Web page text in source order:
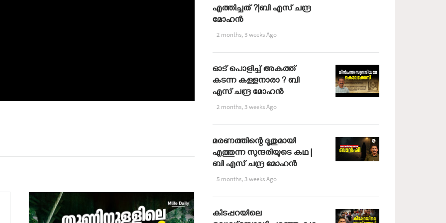
എത്തിച്ചത് ?|ബി എസ് ചന്ദ്ര
മോഹൻ
2 months, 3 weeks Ago
ഓട് പൊളിച്ച് അകത്ത്
കടന്ന കള്ളനാരാ ? ബി
എസ് ചന്ദ്ര മോഹൻ
2 months, 3 weeks Ago
മരണത്തിന്റെ ദൂതുമായി
എത്തുന്ന സുന്ദരിയുടെ കഥ |
ബി എസ് ചന്ദ്ര മോഹൻ
5 months, 3 weeks Ago
കിടപ്പറയിലെ